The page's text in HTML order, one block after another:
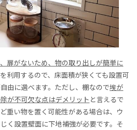
扉がないため、物の取り出しが簡単に
利用するので、床面積が狭くても設置可
由に選べます。ただし、棚なので埃が
が不可欠な点はデメリット と言えるで
重い物を置く可能性がある場合は、ウ
く設置壁面に下地補強が必要です。そ